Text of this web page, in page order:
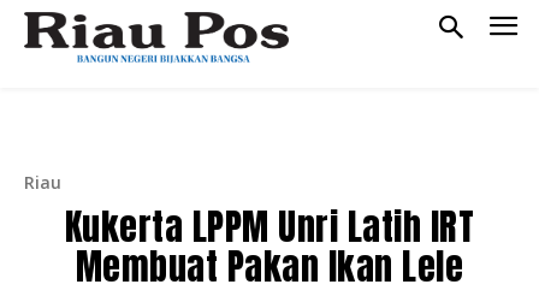
Riau
Kukerta LPPM Unri Latih IRT
Membuat Pakan Ikan Lele